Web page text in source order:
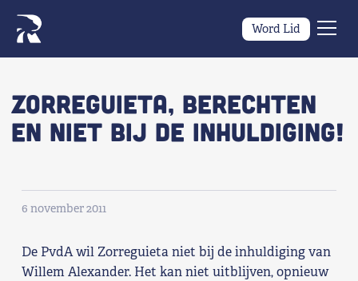
Word Lid
×
Wat we doen
Wie we zijn
Zorreguieta, berechten
en niet bij de inhuldiging!
6 november 2011
De PvdA wil Zorreguieta niet bij de inhuldiging van
Willem Alexander. Het kan niet uitblijven, opnieuw